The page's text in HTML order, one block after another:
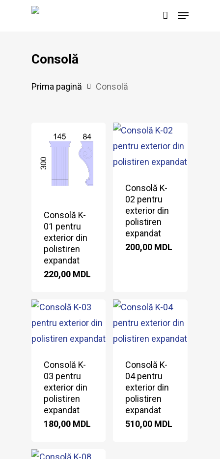
Menu
Consolă
Prima pagină Consolă
Consolă K-
01 pentru
exterior din
polistiren
expandat
220,00 MDL
Consolă K-
02 pentru
exterior din
polistiren
expandat
200,00 MDL
Consolă K-
03 pentru
exterior din
polistiren
expandat
180,00 MDL
Consolă K-
04 pentru
exterior din
polistiren
expandat
510,00 MDL